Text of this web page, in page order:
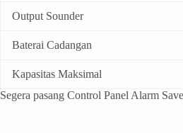
Output Sounder
Baterai Cadangan
Kapasitas Maksimal
Segera pasang Control Panel Alarm